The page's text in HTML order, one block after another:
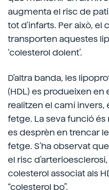
augmenta el risc de
tot d'infarts. Per això, el
transporten aquestes
‘colesterol dolent’.
D'altra banda, les
(HDL) es produeixen en
realitzen el camí invers,
fetge. La seva funció
es desprèn en trencar
fetge. S'ha observat
el risc
colesterol associat als
“colesterol bo”.